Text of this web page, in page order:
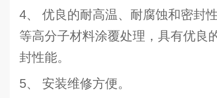
4、 优良的耐高温、耐腐蚀和密封
等高分子材料涂覆处理，具有优良
封性能。
5、 安装维修方便。